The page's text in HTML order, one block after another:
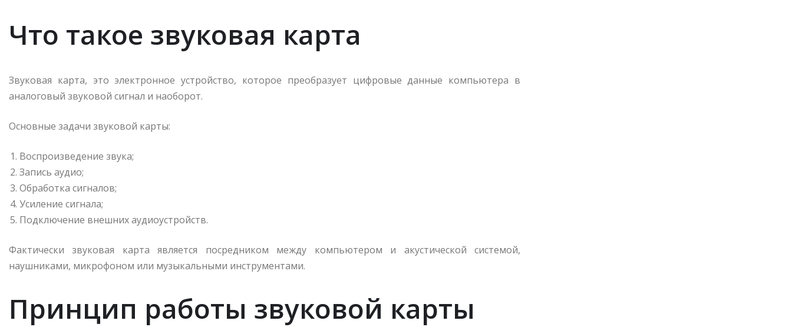
Что такое звуковая карта
Звуковая карта, это электронное устройство, которое преобразует цифровые данные компьютера в
аналоговый звуковой сигнал и наоборот.
Основные задачи звуковой карты:
Воспроизведение звука;
Запись аудио;
Обработка сигналов;
Усиление сигнала;
Подключение внешних аудиоустройств.
Фактически звуковая карта является посредником между компьютером и акустической системой,
наушниками, микрофоном или музыкальными инструментами.
Принцип работы звуковой карты